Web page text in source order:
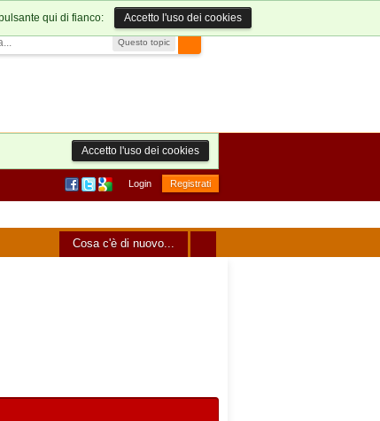
Questo topic
qui di fianco: Accetto l'uso dei cookies
Accetto l'uso dei cookies
Login Registrati
Cosa c'è di nuovo...